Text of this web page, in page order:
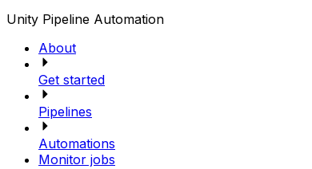
Unity Pipeline Automation
About
Get started
Pipelines
Automations
Monitor jobs